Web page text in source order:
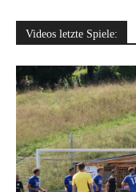
Videos letzte Spiele: